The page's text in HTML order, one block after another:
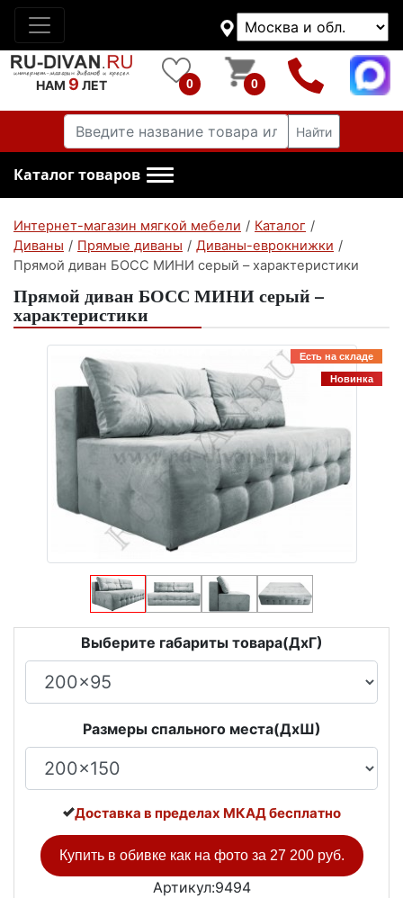
НАМ 9 ЛЕТ 0 0
Найти
Каталог товаров
Интернет-магазин мягкой мебели / Каталог /
Диваны / Прямые диваны / Диваны-еврокнижки /
Прямой диван БОСС МИНИ серый – характеристики
Прямой диван БОСС МИНИ серый –
характеристики
Есть на складе
Новинка
Выберите габариты товара(ДxГ)
Размеры спального места(ДxШ)
Доставка в пределах МКАД бесплатно
Купить в обивке как на фото за 27 200 руб.
Артикул:9494